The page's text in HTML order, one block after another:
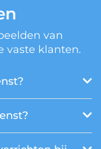
van
vaste klanten.